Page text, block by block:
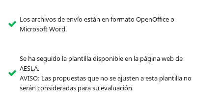
Los archivos de envío están en formato OpenOffice o
Microsoft Word.
Se ha seguido la plantilla disponible en la página web de
AESLA.
AVISO: Las propuestas que no se ajusten a esta plantilla no
serán consideradas para su evaluación.